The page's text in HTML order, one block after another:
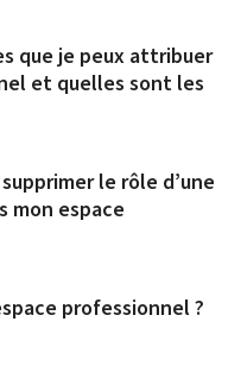
que je peux attribuer
et quelles sont les
le rôle d’une
mon espace
professionnel ?